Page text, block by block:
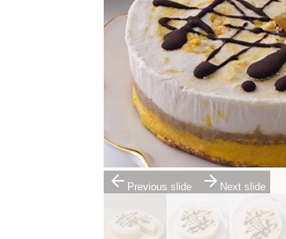
Previous slide Next slide